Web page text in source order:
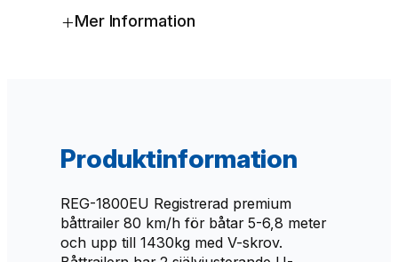
0
v
-
k
r
o
+Mer Information
Produktinformation
REG-1800EU Registrerad premium
båttrailer 80 km/h för båtar 5-6,8 meter
och upp till 1430kg med V-skrov.